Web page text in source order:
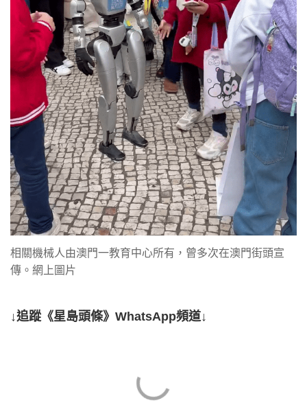
相關機械人由澳門一教育中心所有，曾多次在澳門街頭宣
傳。網上圖片
↓追蹤《星島頭條》WhatsApp頻道↓